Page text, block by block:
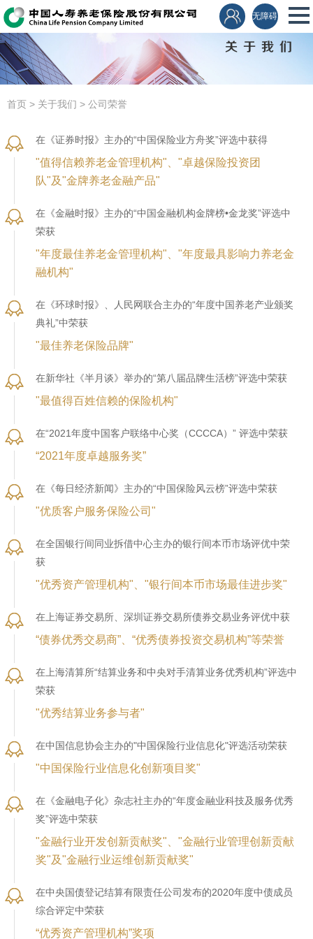
无障碍
关于我们
首页 > 关于我们 > 公司荣誉
在《证券时报》主办的“中国保险业方舟奖”评选中获得
"值得信赖养老金管理机构"、"卓越保险投资团
队"及"金牌养老金融产品"
在《金融时报》主办的“中国金融机构金牌榜•金龙奖”评选中
荣获
"年度最佳养老金管理机构"、"年度最具影响力养老金
融机构"
在《环球时报》、人民网联合主办的“年度中国养老产业颁奖
典礼”中荣获
"最佳养老保险品牌"
在新华社《半月谈》举办的“第八届品牌生活榜”评选中荣获
"最值得百姓信赖的保险机构"
在“2021年度中国客户联络中心奖（CCCCA）” 评选中荣获
“2021年度卓越服务奖”
在《每日经济新闻》主办的“中国保险风云榜”评选中荣获
"优质客户服务保险公司"
在全国银行间同业拆借中心主办的银行间本币市场评优中荣
获
"优秀资产管理机构"、"银行间本币市场最佳进步奖"
在上海证券交易所、深圳证券交易所债券交易业务评优中获
“债券优秀交易商”、“优秀债券投资交易机构”等荣誉
在上海清算所“结算业务和中央对手清算业务优秀机构”评选中
荣获
"优秀结算业务参与者"
在中国信息协会主办的"中国保险行业信息化"评选活动荣获
"中国保险行业信息化创新项目奖"
在《金融电子化》杂志社主办的“年度金融业科技及服务优秀
奖”评选中荣获
"金融行业开发创新贡献奖"、"金融行业管理创新贡献
奖"及"金融行业运维创新贡献奖"
在中央国债登记结算有限责任公司发布的2020年度中债成员
综合评定中荣获
“优秀资产管理机构”奖项